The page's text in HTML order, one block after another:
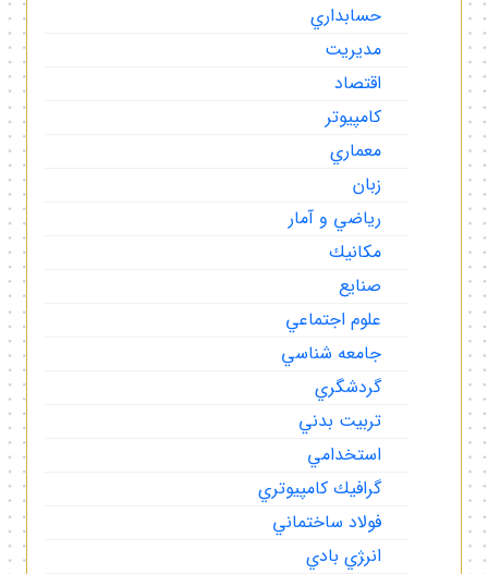
حسابداري
مديريت
اقتصاد
كامپيوتر
معماري
زبان
رياضي و آمار
مكانيك
صنايع
علوم اجتماعي
جامعه شناسي
گردشگري
تربيت بدني
استخدامي
گرافيك كامپيوتري
فولاد ساختماني
انر‍‍ژي بادي